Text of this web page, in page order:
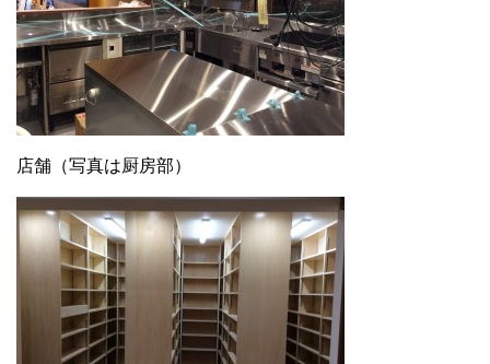
店舗（写真は厨房部）